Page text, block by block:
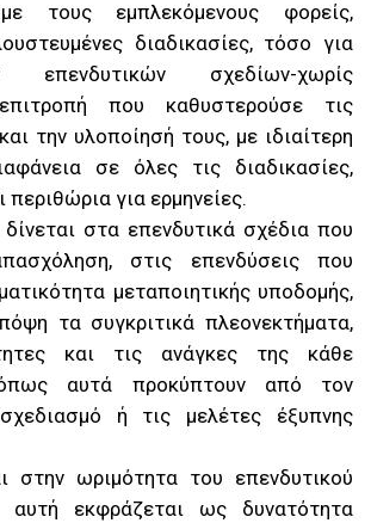
τους εμπλεκόμενους φορείς,
διαδικασίες, τόσο για
σχεδίων-χωρίς
που καθυστερούσε τις
την υλοποίησή τους, με ιδιαίτερη
σε όλες τις διαδικασίες,
περιθώρια για ερμηνείες.
στα επενδυτικά σχέδια που
στις επενδύσεις που
μεταποιητικής υποδομής,
τα συγκριτικά πλεονεκτήματα,
και τις ανάγκες της κάθε
όπως αυτά προκύπτουν από τον
ή τις μελέτες έξυπνης
στην ωριμότητα του επενδυτικού
εκφράζεται ως δυνατότητα